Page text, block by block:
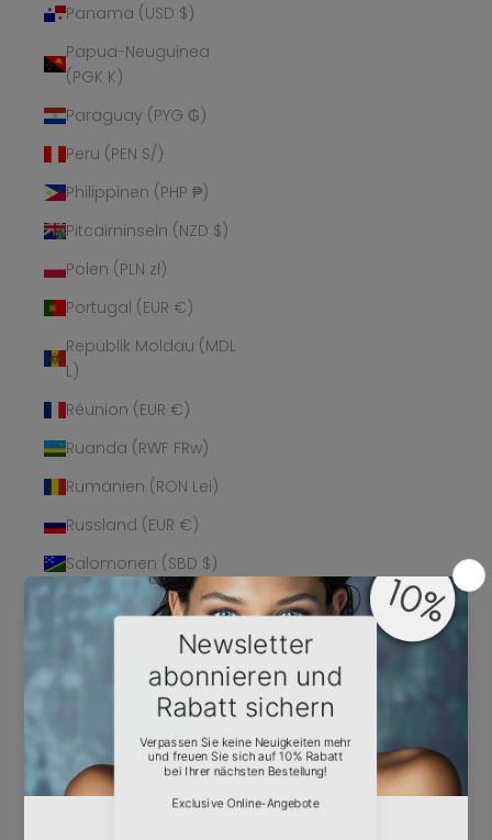
Panama (USD $)
Papua-Neuguinea
(PGK K)
Paraguay (PYG ₲)
Peru (PEN S/)
Philippinen (PHP ₱)
Pitcairninseln (NZD $)
Polen (PLN zł)
Portugal (EUR €)
Republik Moldau (MDL
L)
Réunion (EUR €)
Ruanda (RWF FRw)
Rumänien (RON Lei)
Russland (EUR €)
Salomonen (SBD $)
Sambia (EUR €)
Samoa (WST T)
San Marino (EUR €)
São Tomé und
Príncipe (STD Db)
Saudi-Arabien (SAR